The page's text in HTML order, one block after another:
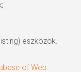
eszközök.
of Web